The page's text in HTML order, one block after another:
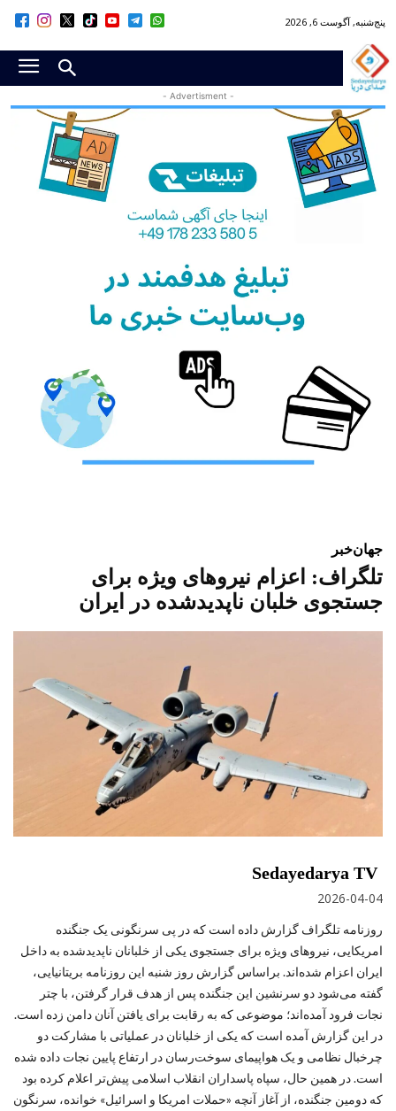
پنج‌شنبه, آگوست 6, 2026
- Advertisment -
جهانخبر
تلگراف: اعزام نیروهای ویژه برای
جستجوی خلبان ناپدیدشده در ایران
Sedayedarya TV
2026-04-04
روزنامه تلگراف گزارش داده است که در پی سرنگونی یک جنگنده
امریکایی، نیروهای ویژه برای جستجوی یکی از خلبانان ناپدیدشده به داخل
ایران اعزام شده‌اند. براساس گزارش روز شنبه این روزنامه بریتانیایی،
گفته می‌شود دو سرنشین این جنگنده پس از هدف قرار گرفتن، با چتر
نجات فرود آمده‌اند؛ موضوعی که به رقابت برای یافتن آنان دامن زده است.
در این گزارش آمده است که یکی از خلبانان در عملیاتی با مشارکت دو
چرخبال نظامی و یک هواپیمای سوخت‌رسان در ارتفاع پایین نجات داده شده
است. در همین حال، سپاه پاسداران انقلاب اسلامی پیش‌تر اعلام کرده بود
که دومین جنگنده، از آغاز آنچه «حملات امریکا و اسرائیل» خوانده، سرنگون